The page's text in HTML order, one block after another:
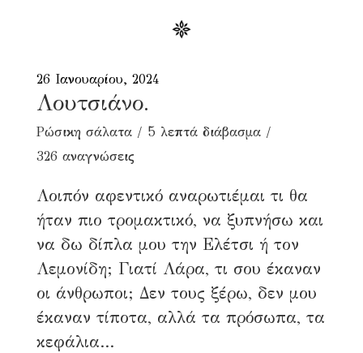
26 Ιανουαρίου, 2024
Λουτσιάνο.
Ρώσικη σάλατα
5 λεπτά διάβασμα
326 αναγνώσεις
Λοιπόν αφεντικό αναρωτιέμαι τι θα
ήταν πιο τρομακτικό, να ξυπνήσω και
να δω δίπλα μου την Ελέτσι ή τον
Λεμονίδη; Γιατί Λάρα, τι σου έκαναν
οι άνθρωποι; Δεν τους ξέρω, δεν μου
έκαναν τίποτα, αλλά τα πρόσωπα, τα
κεφάλια...